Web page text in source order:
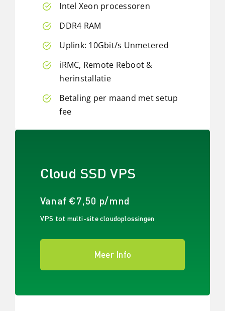
Intel Xeon processoren
DDR4 RAM
Uplink: 10Gbit/s Unmetered
iRMC, Remote Reboot &
herinstallatie
Betaling per maand met setup
fee
Cloud SSD VPS
Vanaf €7,50 p/mnd
VPS tot multi-site cloudoplossingen
Meer Info